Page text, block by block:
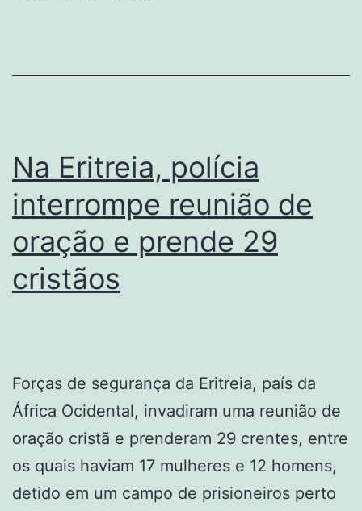
você
que
vive
Na Eritreia, polícia
interrompe reunião de
oração e prende 29
cristãos
Forças de segurança da Eritreia, país da
África Ocidental, invadiram uma reunião de
oração cristã e prenderam 29 crentes, entre
os quais haviam 17 mulheres e 12 homens,
detido em um campo de prisioneiros perto